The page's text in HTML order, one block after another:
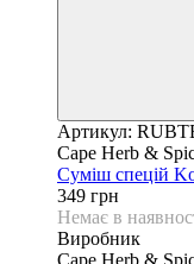
Артикул:
Cape Herb &
Суміш спецій
349 грн
Немає в
Виробник
Cape Herb &